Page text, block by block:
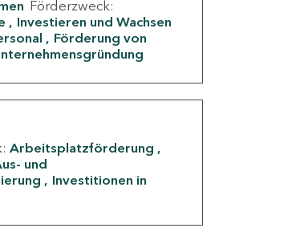
Förderzweck:
Investieren und Wachsen
Förderung von
Arbeitsplatzförderung
und
Investitionen in